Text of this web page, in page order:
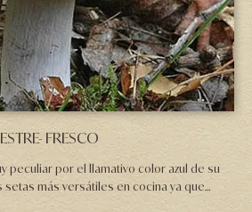
FRESCO
peculiar por el llamativo color azul de su
setas más versátiles en cocina ya que
revueltos, guarnición...